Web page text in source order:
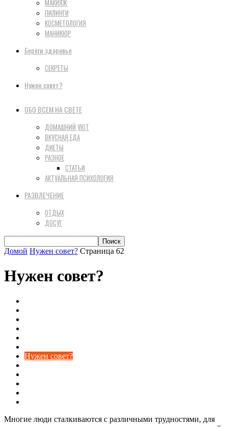
МАКИЯЖ
ПИЛИНГИ
КОСМЕТОЛОГИЯ
МАНИКЮР
Береги здоровье
СЕКРЕТЫ
Нужен совет?
ОБО ВСЕМ НА СВЕТЕ
ДОМАШНИЙ УЮТ
ВКУСНАЯ ЕДА
ДИЕТЫ
РАЗНОЕ
СТАТЬИ
АКТУАЛЬНАЯ ПСИХОЛОГИЯ
РАЗВЛЕЧЕНИЕ
ОТДЫХ
ДОСУГ
Домой Нужен совет? Страница 62
Нужен совет?
Нужен совет?
Многие люди сталкиваются с различными трудностями, для